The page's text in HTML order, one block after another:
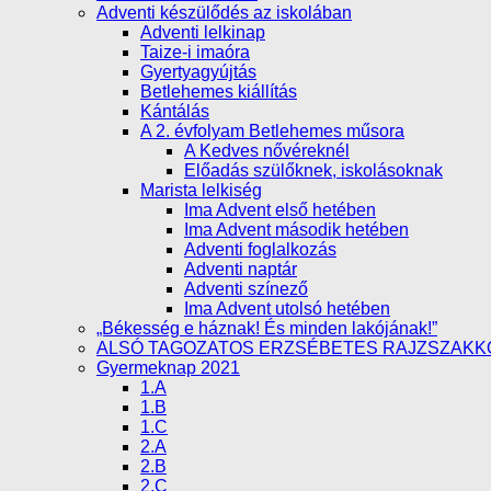
Adventi készülődés az iskolában
Adventi lelkinap
Taize-i imaóra
Gyertyagyújtás
Betlehemes kiállítás
Kántálás
A 2. évfolyam Betlehemes műsora
A Kedves nővéreknél
Előadás szülőknek, iskolásoknak
Marista lelkiség
Ima Advent első hetében
Ima Advent második hetében
Adventi foglalkozás
Adventi naptár
Adventi színező
Ima Advent utolsó hetében
„Békesség e háznak! És minden lakójának!”
ALSÓ TAGOZATOS ERZSÉBETES
Gyermeknap 2021
1.A
1.B
1.C
2.A
2.B
2.C